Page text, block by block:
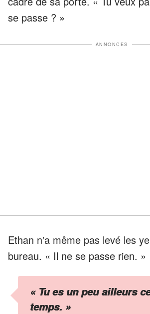
se passe ? »
ANNONCES
Ethan n'a même pas levé les
bureau. « Il ne se passe rien. »
« Tu es un peu ailleurs
temps. »